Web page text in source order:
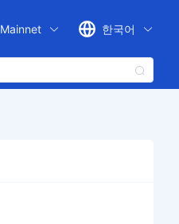
Mainnet 한국어